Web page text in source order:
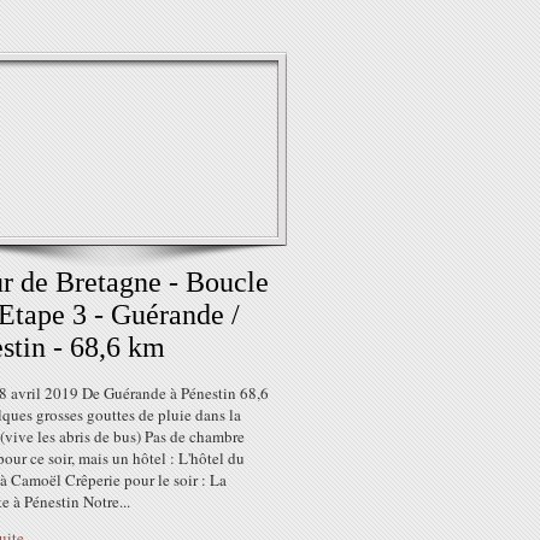
de Bretagne - Boucle
3 - Guérande /
- 68,6 km
avril 2019 De Guérande à Pénestin 68,6
grosses gouttes de pluie dans la
les abris de bus) Pas de chambre
ce soir, mais un hôtel : L'hôtel du
Camoël Crêperie pour le soir : La
à Pénestin Notre...